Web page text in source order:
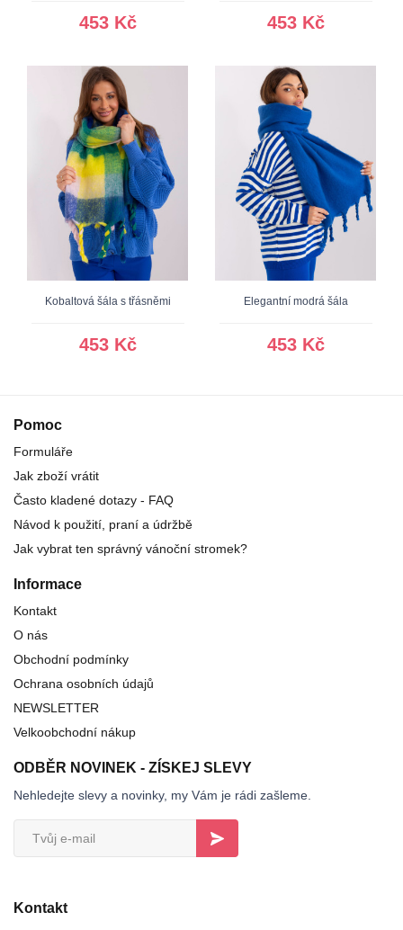
453 Kč 453 Kč
Kobaltová šála s třásněmi
453 Kč
Elegantní modrá šála
453 Kč
Pomoc
Formuláře
Jak zboží vrátit
Často kladené dotazy - FAQ
Návod k použití, praní a údržbě
Jak vybrat ten správný vánoční stromek?
Informace
Kontakt
O nás
Obchodní podmínky
Ochrana osobních údajů
NEWSLETTER
Velkoobchodní nákup
ODBĚR NOVINEK - ZÍSKEJ SLEVY
Nehledejte slevy a novinky, my Vám je rádi zašleme.
Kontakt